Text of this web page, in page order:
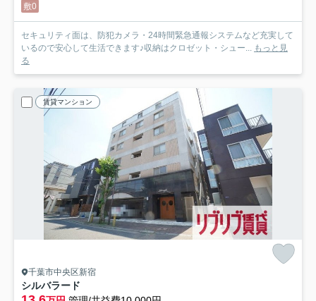
敷0
セキュリティ面は、防犯カメラ・24時間緊急通報システムなど充実して
いるので安心して生活できます♪収納はクロゼット・シュー...
もっと見
る
賃貸マンション
千葉市中央区新宿
シルバラード